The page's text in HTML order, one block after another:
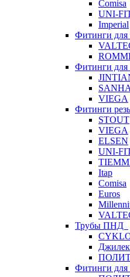
Comisa
UNI-
Imperial
Фитинги для
Фитинги для
SANHA
VIEGA
Фитинги
STOUT
VIEGA
ELSEN
UNI-
Itap
Comisa
Euros
Трубы ПНД
Фитинги